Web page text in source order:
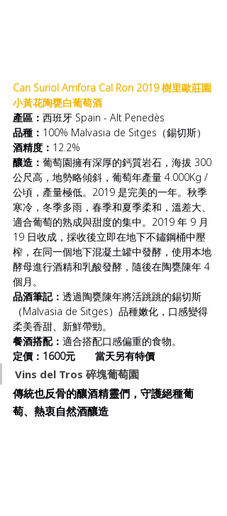
Can Suriol Amfora Cal Ron 2019 樹里歐莊園
小黃花陶甕白葡萄酒
產區： 西班牙 Spain - Alt Penedès
品種： 100% Malvasia de Sitges（錫切斯）
酒精度： 12.2%
釀造： 葡萄園擁有深厚的鈣質岩石，海拔 300
公尺高，地勢略傾斜，葡萄年產量 4.000Kg /
公頃，產量極低。2019 是完美的一年。秋季
寒冷，冬季多雨，春季和夏季柔和，溫差大、
適合葡萄的熟成與甜度的集中。2019 年 9 月
19 日收成，採收後立即在地下不鏽鋼桶中壓
榨，在同一個地下混凝土罐中發酵，使用本地
酵母進行酒精和乳酸發酵，隨後在陶甕陳年 4
個月。
品酒筆記： 透過陶甕陳年將活跳跳的錫切斯
（Malvasia de Sitges）品種嫩化，口感變得
柔美香甜、新鮮帶勁。
餐酒搭配： 適合搭配口感偏重的食物。
定價：1600元       當天另有特價
Vins del Tros 碎塊葡萄園
傳統也反骨的釀酒精靈們，守護絕種葡
萄、熱衷自然酒釀造